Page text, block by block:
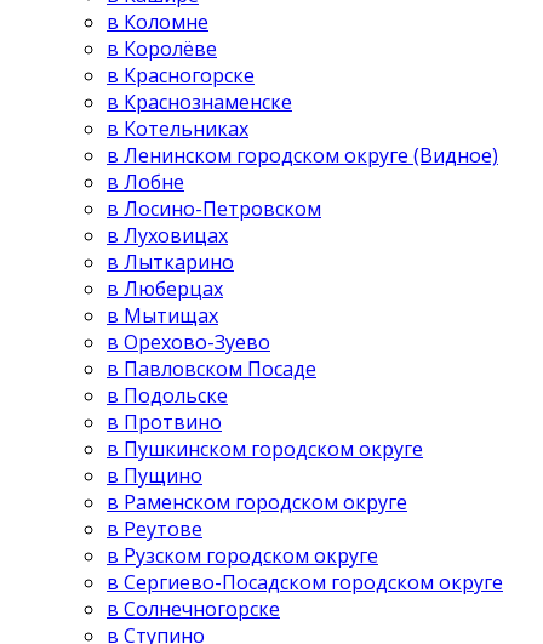
в Коломне
в Королёве
в Красногорске
в Краснознаменске
в Котельниках
в Ленинском городском округе (Видное)
в Лобне
в Лосино-Петровском
в Луховицах
в Лыткарино
в Люберцах
в Мытищах
в Орехово-Зуево
в Павловском Посаде
в Подольске
в Протвино
в Пушкинском городском округе
в Пущино
в Раменском городском округе
в Реутове
в Рузском городском округе
в Сергиево-Посадском городском округе
в Солнечногорске
в Ступино